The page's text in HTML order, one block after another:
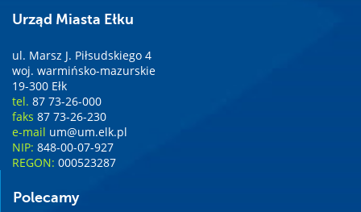
Urząd Miasta Ełku
ul. Marsz J. Piłsudskiego 4
woj. warmińsko-mazurskie
19-300 Ełk
tel. 87 73-26-000
faks 87 73-26-230
e-mail um@um.elk.pl
NIP: 848-00-07-927
REGON: 000523287
Polecamy